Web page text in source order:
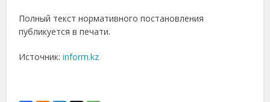
Полный текст нормативного постановления
публикуется в печати.
Источник:inform.kz